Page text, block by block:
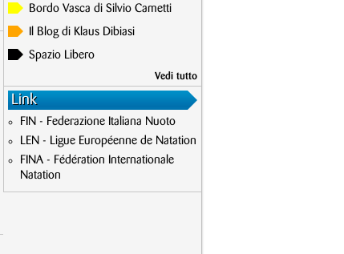
Bordo Vasca di Silvio Cametti
Il Blog di Klaus Dibiasi
Spazio Libero
Vedi tutto
Link
FIN - Federazione Italiana Nuoto
LEN - Ligue Européenne de Natation
FINA - Fédération Internationale
Natation